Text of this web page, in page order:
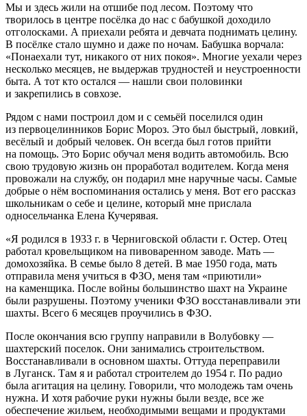
Мы и здесь жили на отшибе под лесом. Поэтому что
творилось в центре посёлка до нас с бабушкой доходило
отголосками. А приехали ребята и девчата поднимать целину.
В посёлке стало шумно и даже по ночам. Бабушка ворчала:
«Понаехали тут, никакого от них покоя». Многие уехали через
несколько месяцев, не выдержав трудностей и неустроенности
быта. А тот кто остался — нашли свои половинки
и закрепились в совхозе.
Рядом с нами построил дом и с семьёй поселился один
из первоцелинников Борис Мороз. Это был быстрый, ловкий,
весёлый и добрый человек. Он всегда был готов прийти
на помощь. Это Борис обучал меня водить автомобиль. Всю
свою трудовую жизнь он проработал водителем. Когда меня
провожали на службу, он подарил мне наручные часы. Самые
добрые о нём воспоминания остались у меня. Вот его рассказ
школьникам о себе и целине, который мне прислала
односельчанка Елена Кучерявая.
«Я родился в 1933 г. в Черниговской области г. Остер. Отец
работал кровельщиком на пивоваренном заводе. Мать —
домохозяйка. В семье было 8 детей. В мае 1950 года, мать
отправила меня учиться в ФЗО, меня там «приютили»
на каменщика. После войны большинство шахт на Украине
были разрушены. Поэтому ученики ФЗО восстанавливали эти
шахты. Всего 6 месяцев проучились в ФЗО.
После окончания всю группу направили в Волубовку —
шахтерский поселок. Они занимались строительством.
Восстанавливали в основном шахты. Оттуда переправили
в Луганск. Там я и работал строителем до 1954 г. По радио
была агитация на целину. Говорили, что молодежь там очень
нужна. И хотя рабочие руки нужны были везде, все же
обеспечение жильем, необходимыми вещами и продуктами